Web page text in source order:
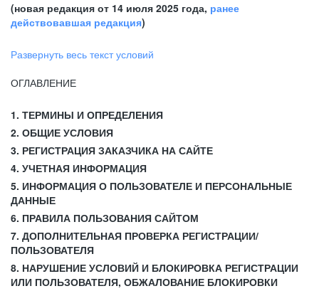
(новая редакция от 14 июля 2025 года, ранее
действовавшая редакция)
Развернуть весь текст условий
ОГЛАВЛЕНИЕ
1. ТЕРМИНЫ И ОПРЕДЕЛЕНИЯ
2. ОБЩИЕ УСЛОВИЯ
3. РЕГИСТРАЦИЯ ЗАКАЗЧИКА НА САЙТЕ
4. УЧЕТНАЯ ИНФОРМАЦИЯ
5. ИНФОРМАЦИЯ О ПОЛЬЗОВАТЕЛЕ И ПЕРСОНАЛЬНЫЕ
ДАННЫЕ
6. ПРАВИЛА ПОЛЬЗОВАНИЯ САЙТОМ
7. ДОПОЛНИТЕЛЬНАЯ ПРОВЕРКА РЕГИСТРАЦИИ/
ПОЛЬЗОВАТЕЛЯ
8. НАРУШЕНИЕ УСЛОВИЙ И БЛОКИРОВКА РЕГИСТРАЦИИ
ИЛИ ПОЛЬЗОВАТЕЛЯ, ОБЖАЛОВАНИЕ БЛОКИРОВКИ